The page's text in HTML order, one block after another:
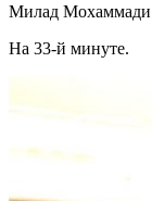
Милад Мохаммади
На 33-й минуте.